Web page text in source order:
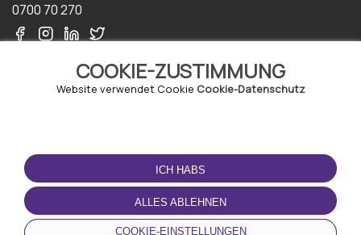
COOKIE-ZUSTIMMUNG
Website verwendet Cookie Cookie-Datenschutz
ICH HABS
ALLES ABLEHNEN
COOKIE-EINSTELLUNGEN
0700 70 270
NUTZUNGSBEDINGUNGEN
Geschäftsbedingungen
Datenschutz-
Bestimmungen
Cookie-Richtlinie
LADEN SIE DIE APP
HERUNTER